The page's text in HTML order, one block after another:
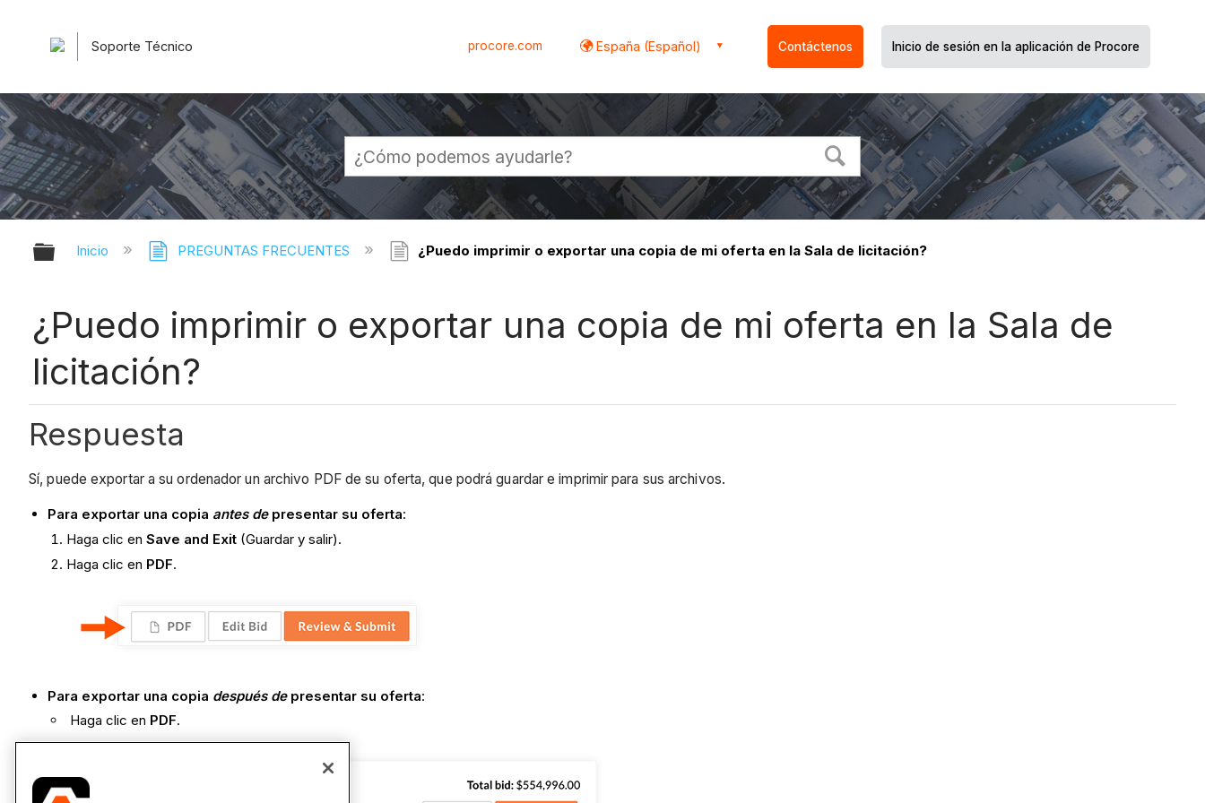
Soporte Técnico procore.com España (Español) Contáctenos Inicio de sesión en la aplicación de Procore
Expandir/contraer jerarquía global
Inicio PREGUNTAS FRECUENTES ¿Puedo imprimir o exportar una copia de mi oferta en la Sala de licitación?
¿Puedo imprimir o exportar una copia de mi oferta en la Sala de
licitación?
Respuesta
Sí, puede exportar a su ordenador un archivo PDF de su oferta, que podrá guardar e imprimir para sus archivos.
Para exportar una copia antes depresentar su oferta:
Haga clic en Save and Exit (Guardar y salir).
Haga clic en PDF.
Para exportar una copia después depresentar su oferta:
Haga clic en PDF.